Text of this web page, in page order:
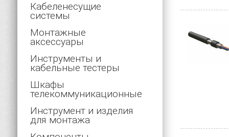
Кабеленесущие
системы
Монтажные
аксессуары
Инструменты и
кабельные тестеры
Шкафы
телекоммуникационные
Инструмент и изделия
для монтажа